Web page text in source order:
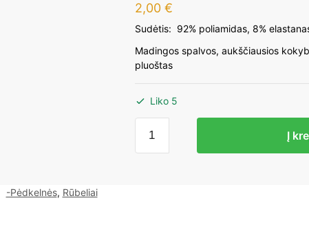
2,00 €
Sudėtis: 92% poliamidas, 8%
Madingos spalvos, aukščiausios
pluoštas
Liko 5
kiekis:
Į
-Pėdkelnės, Rūbeliai